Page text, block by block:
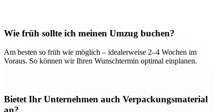
Wie früh sollte ich meinen Umzug buchen?
Am besten so früh wie möglich – idealerweise 2–4 Wochen im
Voraus. So können wir Ihren Wunschtermin optimal einplanen.
Bietet Ihr Unternehmen auch Verpackungsmaterial
an?